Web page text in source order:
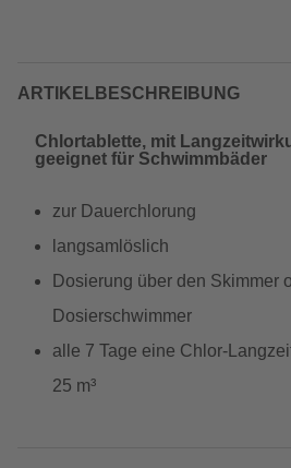
ARTIKELBESCHREIBUNG
Chlortablette, mit
geeignet für Schwimmbäder
zur Dauerchlorung
langsamlöslich
Dosierung über den Skimmer
Dosierschwimmer
alle 7 Tage eine Chlor-
25 m³